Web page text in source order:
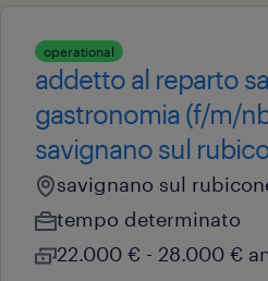
operational
addetto al reparto
gastronomia (f/m/
savignano sul
savignano sul
tempo determinato
22.000 € - 28.000 €